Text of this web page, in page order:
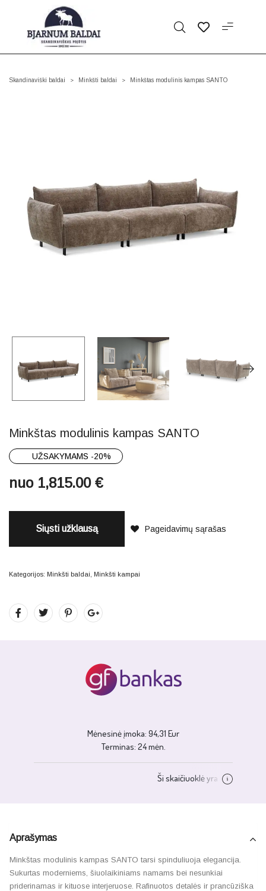
Skandinaviški baldai > Minkšti baldai > Minkštas modulinis kampas SANTO
Minkštas modulinis kampas SANTO
UŽSAKYMAMS -20%
nuo 1,815.00 €
Siųsti užklausą Pageidavimų sąrašas
Kategorijos: Minkšti baldai Minkšti kampai
Aprašymas
Minkštas modulinis kampas SANTO tarsi spinduliuoja elegancija.
Sukurtas moderniems, šiuolaikiniams namams bei nesunkiai
priderinamas ir kituose interjeruose. Rafinuotos detalės ir prancūziška